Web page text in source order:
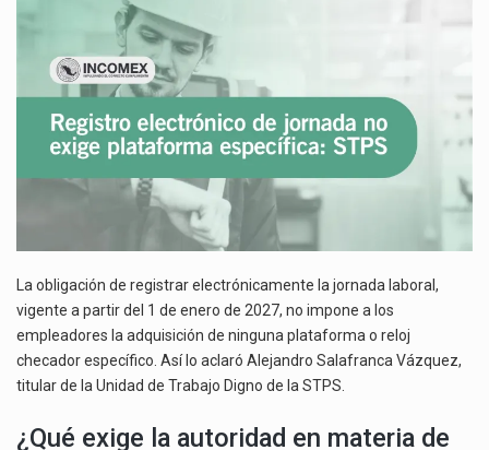
El superávit comercial de México con Estados Unidos alcanzó 102,581 millones de dólares (mdd) en…
El Tribunal Federal de Justicia Administrativa (TFJA), a través de su Segunda Sala Regional en…
La obligación de registrar electrónicamente la jornada laboral,
vigente a partir del 1 de enero de 2027, no impone a los
empleadores la adquisición de ninguna plataforma o reloj
checador específico. Así lo aclaró Alejandro Salafranca Vázquez,
titular de la Unidad de Trabajo Digno de la STPS.
¿Qué exige la autoridad en materia de